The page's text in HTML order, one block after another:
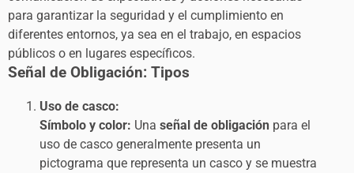
para garantizar la seguridad y el cumplimiento en
diferentes entornos, ya sea en el trabajo, en espacios
públicos o en lugares específicos.
Señal de Obligación: Tipos
Uso de casco:
Símbolo y color: Una señal de obligación para el
uso de casco generalmente presenta un
pictograma que representa un casco y se muestra